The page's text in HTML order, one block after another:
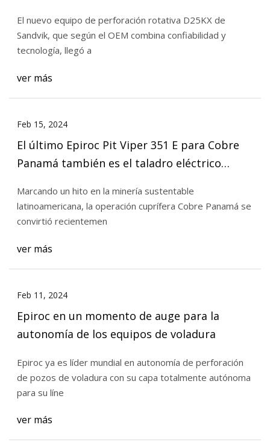
El nuevo equipo de perforación rotativa D25KX de
Sandvik, que según el OEM combina confiabilidad y
tecnología, llegó a
ver más
Feb 15, 2024
El último Epiroc Pit Viper 351 E para Cobre
Panamá también es el taladro eléctrico
Marcando un hito en la minería sustentable
latinoamericana, la operación cuprífera Cobre Panamá se
convirtió recientemen
ver más
Feb 11, 2024
Epiroc en un momento de auge para la
autonomía de los equipos de voladura
Epiroc ya es líder mundial en autonomía de perforación
de pozos de voladura con su capa totalmente autónoma
para su líne
ver más